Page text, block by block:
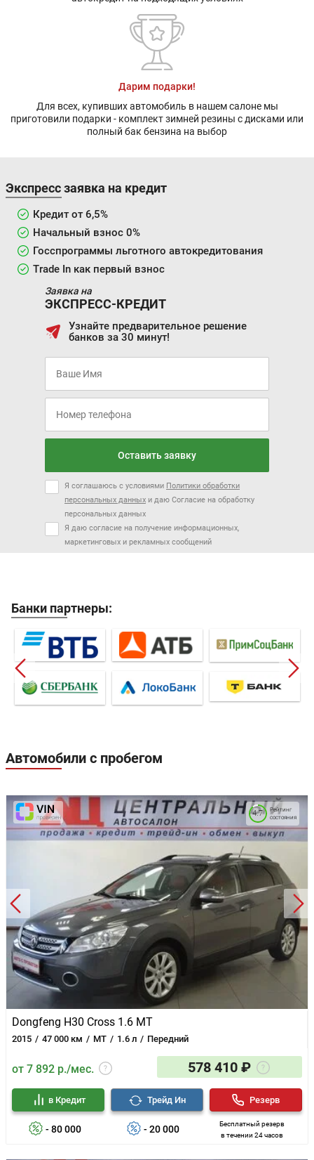
Дарим подарки!
Для всех, купивших автомобиль в нашем салоне мы
приготовили подарки - комплект зимней резины с дисками или
полный бак бензина на выбор
Экспресс заявка на кредит
Кредит от 6,5%
Начальный взнос 0%
Госспрограммы льготного автокредитования
Trade In как первый взнос
Заявка на
ЭКСПРЕСС-КРЕДИТ
Узнайте предварительное решение
банков за 30 минут!
Оставить заявку
Я соглашаюсь с условиями Политики обработки
персональных данных и даю Согласие на обработку
персональных данных
Я даю согласие на получение информационных,
маркетинговых и рекламных сообщений
Банки партнеры:
Автомобили с пробегом
Dongfeng H30 Cross 1.6 MT
2015 47 000 км MT 1.6 л Передний
Рейтинг
состояния
4.7
от 7 892 р./мес. 578 410 ₽
- 80 000
в Кредит
- 20 000
Трейд Ин
Бесплатный резерв
в течении 24 часов
Резерв